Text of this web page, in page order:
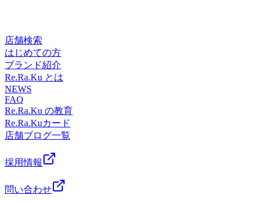
央線豊田駅から徒歩5分八王子駅・日野駅・立川駅からもア
クセス◎高幡不動・南平からは車でのご利用がオススメ♪飛
鳥ドライビングスクール・多摩平図書館から徒歩10分圏内。
〈電話番号〉042-843-1147 ※オンラインで△や×と表示され
ていてもご案内出来る場合があります。お気軽にお問い合わ
せください^^
駅・日野駅・立川駅からもアクセス◎高幡不動・南平からは
車でのご利用がオススメ♪飛鳥ドライビングスクール・多摩
平図書館から徒歩10分圏内。〈電話番号〉042-843-1147※オ
ンラインで△や×と表示されていてもご案内出来る場合があ
ります。お気軽にお問い合わせください^^
店舗検索
はじめての方
ブランド紹介
Re.Ra.Ku とは
NEWS
FAQ
Re.Ra.Ku の教育
Re.Ra.Kuカード
店舗ブログ一覧
採用情報
問い合わせ